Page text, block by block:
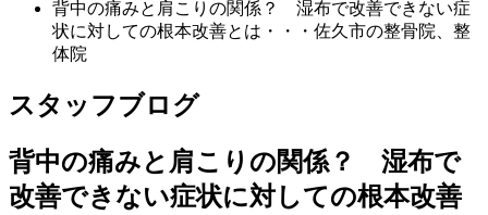
背中の痛みと肩こりの関係？ 湿布で改善できない症
状に対しての根本改善とは・・・佐久市の整骨院、整
体院
スタッフブログ
背中の痛みと肩こりの関係？ 湿布で
改善できない症状に対しての根本改善